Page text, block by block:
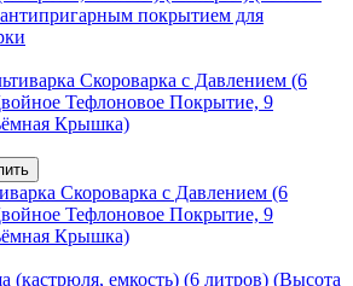
покрытием для
Скороварка с Давлением (6
Тефлоновое Покрытие, 9
Крышка)